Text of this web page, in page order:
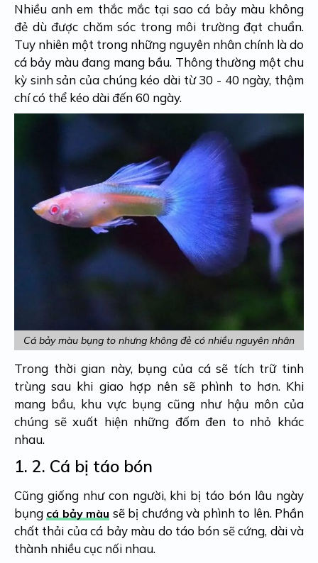
Nhiều anh em thắc mắc tại sao cá bảy màu không
đẻ dù được chăm sóc trong môi trường đạt chuẩn.
Tuy nhiên một trong những nguyên nhân chính là do
cá bảy màu đang mang bầu. Thông thường một chu
kỳ sinh sản của chúng kéo dài từ 30 - 40 ngày, thậm
chí có thể kéo dài đến 60 ngày.
Cá bảy màu bụng to nhưng không đẻ có nhiều nguyên nhân
Trong thời gian này, bụng của cá sẽ tích trữ tinh
trùng sau khi giao hợp nên sẽ phình to hơn. Khi
mang bầu, khu vực bụng cũng như hậu môn của
chúng sẽ xuất hiện những đốm đen to nhỏ khác
nhau.
1. 2. Cá bị táo bón
Cũng giống như con người, khi bị táo bón lâu ngày
bụng cá bảy màu sẽ bị chướng và phình to lên. Phần
chất thải của cá bảy màu do táo bón sẽ cứng, dài và
thành nhiều cục nối nhau.